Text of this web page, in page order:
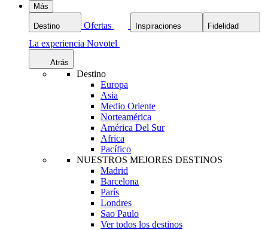
Más
Destino Ofertas Inspiraciones Fidelidad
La experiencia Novotel
Atrás
Destino
Europa
Asia
Medio Oriente
Norteamérica
América Del Sur
Africa
Pacífico
NUESTROS MEJORES DESTINOS
Madrid
Barcelona
París
Londres
Sao Paulo
Ver todos los destinos